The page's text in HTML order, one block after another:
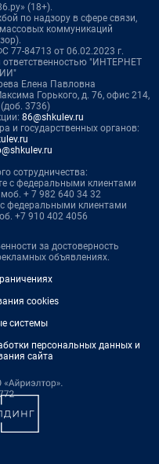
(18+).
по надзору в сфере связи,
коммуникаций
77-84713 от 06.02.2023 г.
ответственностью "ИНТЕРНЕТ
Елена Павловна
Горького, д. 76, офис 214,
3736)
86@shkulev.ru
и государственных органов:
сотрудничества:
с федеральными клиентами
моб. + 7 982 640 34 32
федеральными клиентами
+7 910 402 4056
за достоверность
объявлениях.
cookies
системы
персональных данных и
сайта